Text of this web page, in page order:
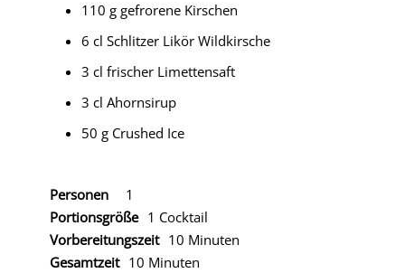
110 g gefrorene Kirschen
6 cl Schlitzer Likör Wildkirsche
3 cl frischer Limettensaft
3 cl Ahornsirup
50 g Crushed Ice
Personen
1
Portionsgröße 1 Cocktail
Vorbereitungszeit 10 Minuten
Gesamtzeit 10 Minuten